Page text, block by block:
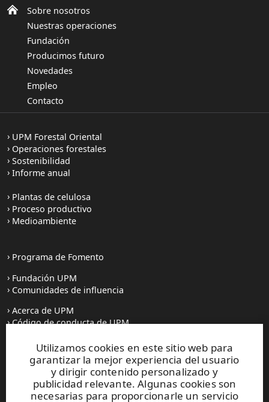
Utilizamos cookies en este sitio web para
garantizar la mejor experiencia del usuario
y dirigir contenido personalizado y
publicidad relevante. Algunas cookies son
necesarias para proporcionarle un servicio
Sobre nosotros
Nuestras operaciones
Fundación
Producimos futuro
Novedades
Empleo
Contacto
UPM Forestal Oriental
Operaciones forestales
Sostenibilidad
Informe anual
Plantas de celulosa
Proceso productivo
Medioambiente
Programa de Fomento
Fundación UPM
Comunidades de influencia
Acerca de UPM
Código de conducta de UPM
Prensa
Todas las noticias
Contacto